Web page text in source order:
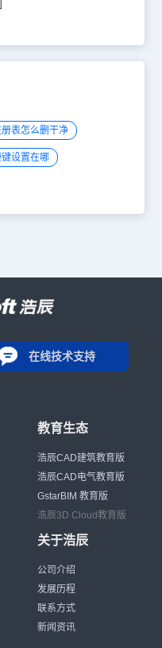
表怎么删干净
设置在哪
在线技术支持
教育生态
浩辰CAD建筑教育版
浩辰CAD电气教育版
GstarBIM 教育版
浩辰3D Cloud教育版
关于浩辰
公司介绍
发展历程
联系方式
新闻资讯